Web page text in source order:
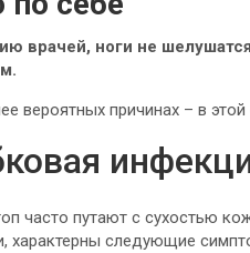
врачей, ноги не
вероятных причинах – в этой
часто путают с сухостью
характерны следующие